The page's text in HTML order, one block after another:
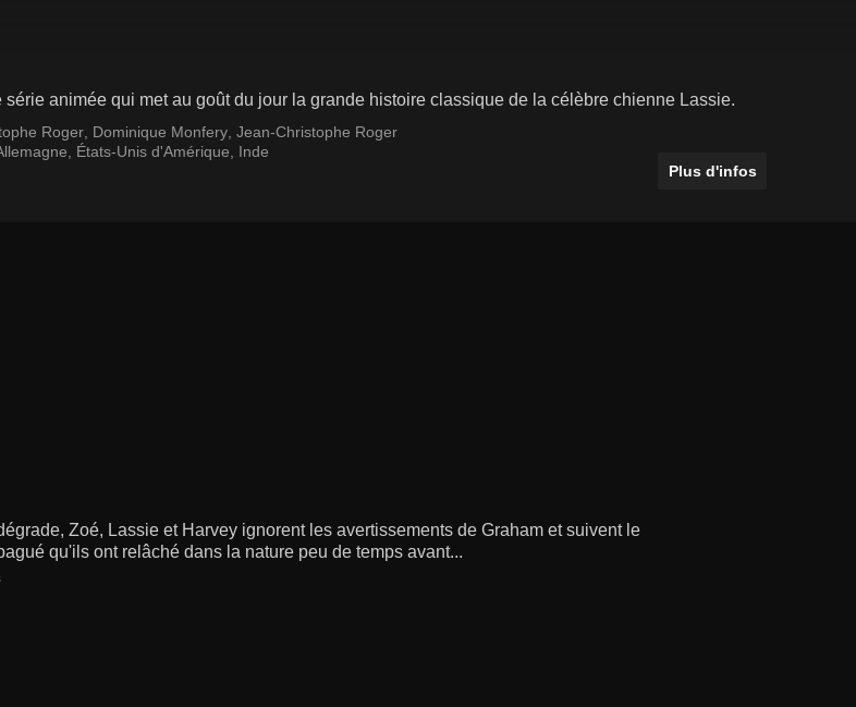
série animée qui met au goût du jour la grande histoire classique de la célèbre chienne Lassie.
Roger Dominique Monfery Jean-Christophe Roger
États-Unis d'Amérique Inde
Plus d'infos
Zoé, Lassie et Harvey ignorent les avertissements de Graham et suivent le
qu'ils ont relâché dans la nature peu de temps avant...